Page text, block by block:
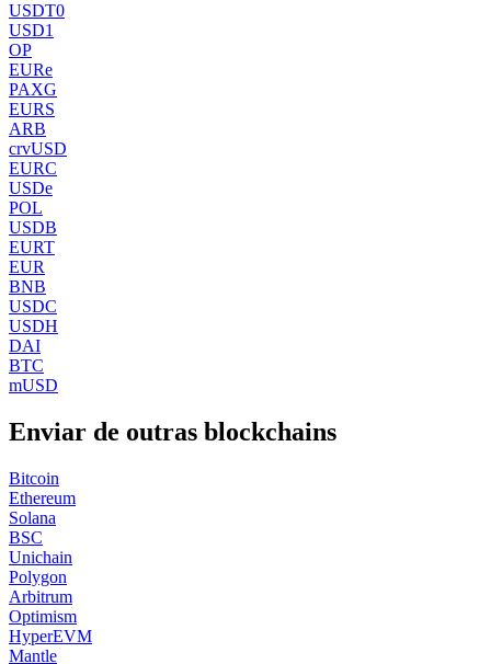
USDT0
USD1
OP
EURe
PAXG
EURS
ARB
crvUSD
EURC
USDe
POL
USDB
EURT
EUR
BNB
USDC
USDH
DAI
BTC
mUSD
Enviar de outras blockchains
Bitcoin
Ethereum
Solana
BSC
Unichain
Polygon
Arbitrum
Optimism
HyperEVM
Mantle